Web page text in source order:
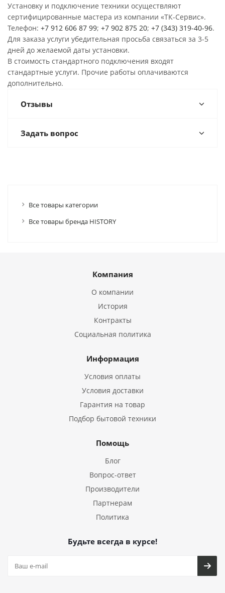
Установку и подключение техники осуществляют
сертифицированные мастера из компании «ТК-Сервис».
Телефон: +7 912 606 87 99; +7 902 875 20; +7 (343) 319-40-96.
Для заказа услуги убедительная просьба связаться за 3-5
дней до желаемой даты установки.
В стоимость стандартного подключения входят
стандартные услуги. Прочие работы оплачиваются
дополнительно.
Отзывы
Задать вопрос
Все товары категории
Все товары бренда HISTORY
Компания
О компании
История
Контракты
Социальная политика
Информация
Условия оплаты
Условия доставки
Гарантия на товар
Подбор бытовой техники
Помощь
Блог
Вопрос-ответ
Производители
Партнерам
Политика
Будьте всегда в курсе!